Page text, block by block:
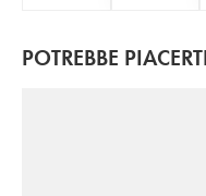
POTREBBE